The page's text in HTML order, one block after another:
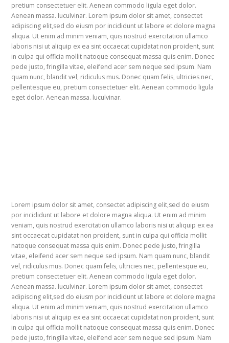
pretium consectetuer elit. Aenean commodo ligula eget dolor.
Aenean massa. luculvinar. Lorem ipsum dolor sit amet, consectet
adipiscing elit,sed do eiusm por incididunt ut labore et dolore magna
aliqua. Ut enim ad minim veniam, quis nostrud exercitation ullamco
laboris nisi ut aliquip ex ea sint occaecat cupidatat non proident, sunt
in culpa qui officia mollit natoque consequat massa quis enim. Donec
pede justo, fringilla vitae, eleifend acer sem neque sed ipsum. Nam
quam nunc, blandit vel, ridiculus mus. Donec quam felis, ultricies nec,
pellentesque eu, pretium consectetuer elit. Aenean commodo ligula
eget dolor. Aenean massa. luculvinar.
Lorem ipsum dolor sit amet, consectet adipiscing elit,sed do eiusm
por incididunt ut labore et dolore magna aliqua. Ut enim ad minim
veniam, quis nostrud exercitation ullamco laboris nisi ut aliquip ex ea
sint occaecat cupidatat non proident, sunt in culpa qui officia mollit
natoque consequat massa quis enim. Donec pede justo, fringilla
vitae, eleifend acer sem neque sed ipsum. Nam quam nunc, blandit
vel, ridiculus mus. Donec quam felis, ultricies nec, pellentesque eu,
pretium consectetuer elit. Aenean commodo ligula eget dolor.
Aenean massa. luculvinar. Lorem ipsum dolor sit amet, consectet
adipiscing elit,sed do eiusm por incididunt ut labore et dolore magna
aliqua. Ut enim ad minim veniam, quis nostrud exercitation ullamco
laboris nisi ut aliquip ex ea sint occaecat cupidatat non proident, sunt
in culpa qui officia mollit natoque consequat massa quis enim. Donec
pede justo, fringilla vitae, eleifend acer sem neque sed ipsum. Nam